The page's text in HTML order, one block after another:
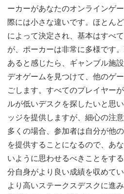
ーカーがあなたのオンラインゲ
際には小さな違いです。ほとん
によって決定され、基本はすべ
が、ポーカーは非常に多様です
あると感じたら、ギャンブル施
デオゲームを見つけて、他のゲ
ごします。すべてのプレイヤー
ルが低いデスクを探したいと思
ッジを提供しますが、細心の注
多くの場合、参加者は自分が他
を提供することになるので、あ
いように思わせるべきことをす
分自身がより良い成績を収めて
より高いステークスデスクに進